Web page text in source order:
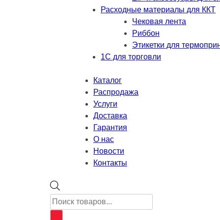
Расходные материалы для ККТ
Чековая лента
Риббон
Этикетки для
1С для торговли
Каталог
Распродажа
Услуги
Доставка
Гарантия
О нас
Новости
Контакты
Поиск
товаров